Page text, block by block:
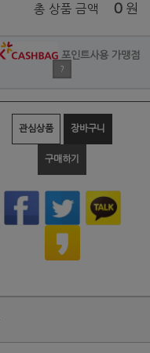
총 상품 금액 0 원
포인트사용 가맹점
?
관심상품 장바구니
구매하기